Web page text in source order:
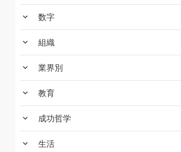
keyboard_arrow_down 数字
keyboard_arrow_down 組織
keyboard_arrow_down 業界別
keyboard_arrow_down 教育
keyboard_arrow_down 成功哲学
keyboard_arrow_down 生活